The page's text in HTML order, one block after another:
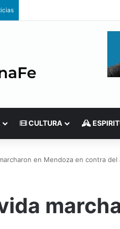
CULTURA
en Mendoza en contra del